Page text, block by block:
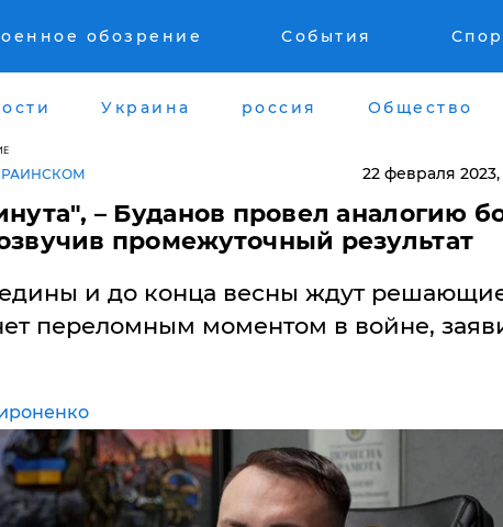
обозрение События
Украина россия Общество
22 февраля 2023,
– Буданов провел аналогию
промежуточный результат
и до конца весны ждут
переломным моментом в войне,